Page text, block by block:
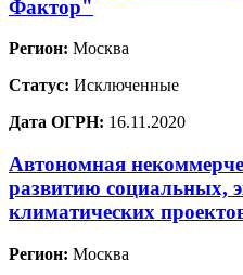
Фактор"
Регион: Москва
Статус: Исключенные
Дата ОГРН: 16.11.2020
Автономная
развитию социальных,
климатических
Регион: Москва